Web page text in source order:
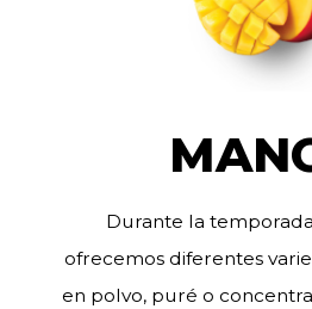
Durante la
ofrecemos diferentes
en polvo, puré o